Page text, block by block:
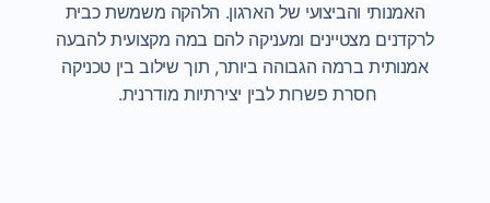
האמנותי והביצועי של הארגון. הלהקה משמשת כבית
לרקדנים מצטיינים ומעניקה להם במה מקצועית להבעה
אמנותית ברמה הגבוהה ביותר, תוך שילוב בין טכניקה
חסרת פשרות לבין יצירתיות מודרנית.